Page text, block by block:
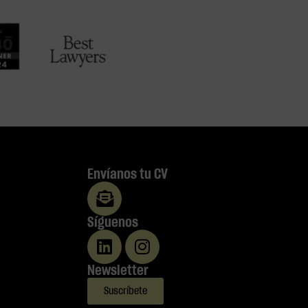
Envíanos tu CV
Síguenos
Newsletter
Suscríbete